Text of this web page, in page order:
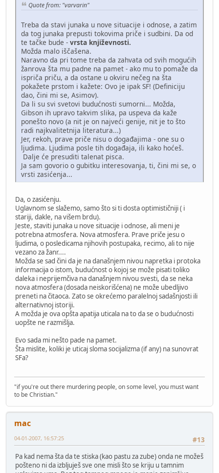
Quote from: "varvarin"
Treba da stavi junaka u nove situacije i odnose, a zatim
da tog junaka prepusti tokovima priče i sudbini. Da od
te tačke bude - vrsta književnosti.
Možda malo iščašena.
Naravno da pri tome treba da zahvata od svih mogućih
žanrova šta mu padne na pamet - ako mu to pomaže da
ispriča priču, a da ostane u okviru nečeg na šta
pokažete prstom i kažete: Ovo je ipak SF! (Definiciju
dao, čini mi se, Asimov).
Da li su svi svetovi budućnosti sumorni... Možda,
Gibson ih upravo takvim slika, pa uspeva da kaže
ponešto novo (a nit je on najveći genije, nit je to što
radi najkvalitetnija literatura...)
Jer, rekoh, prave priče nisu o događajima - one su o
ljudima. Ljudima posle tih događaja, ili kako hoćeš.
Dalje će presuditi talenat pisca.
Ja sam govorio o gubitku interesovanja, ti, čini mi se, o
vrsti zasićenja...
Da, o zasićenju.
Uglavnom se slažemo, samo što si ti dosta optimističniji ( i
stariji, dakle, na višem brdu).
Jeste, staviti junaka u nove situacije i odnose, ali meni je
potrebna atmosfera. Nova atmosfera. Prave priče jesu o
ljudima, o posledicama njihovih postupaka, recimo, ali to nije
vezano za žanr....
Možda se sad čini da je na današnjem nivou napretka i protoka
informacija o istom, budućnost o kojoj se može pisati toliko
daleka i neprijemčiva na današnjem nivou svesti, da se neka
nova atmosfera (dosada neiskorišćena) ne može ubedljivo
preneti na čitaoca. Zato se okrećemo paralelnoj sadašnjosti ili
alternativnoj istoriji.
A možda je ova opšta apatija uticala na to da se o budućnosti
uopšte ne razmišlja.
Evo sada mi nešto pade na pamet.
Šta mislite, koliki je uticaj sloma socijalizma (if any) na sunovrat
SFa?
"if you're out there murdering people, on some level, you must want
to be Christian."
mac
#13
04-01-2007, 16:57:25
Pa kad nema šta da te stiska (kao pastu za zube) onda ne možeš
pošteno ni da izbljuješ sve one misli što se kriju u tamnim